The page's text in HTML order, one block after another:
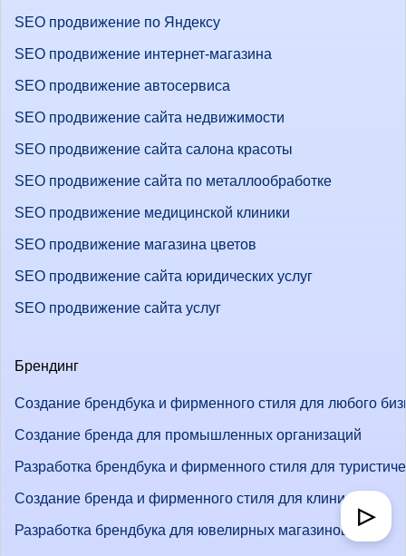
SEO продвижение по Яндексу
SEO продвижение интернет-магазина
SEO продвижение автосервиса
SEO продвижение сайта недвижимости
SEO продвижение сайта салона красоты
SEO продвижение сайта по металлообработке
SEO продвижение медицинской клиники
SEO продвижение магазина цветов
SEO продвижение сайта юридических услуг
SEO продвижение сайта услуг
Брендинг
Создание брендбука и фирменного стиля для любого
Создание бренда для промышленных организаций
Разработка брендбука и фирменного стиля для
Создание бренда и фирменного стиля для клиник
Разработка брендбука для ювелирных магазинов
▷